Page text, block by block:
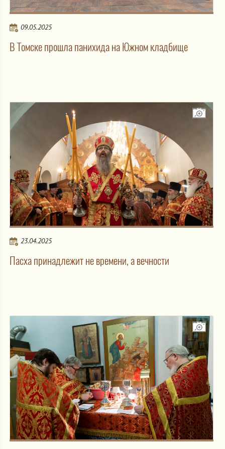
09.05.2025
В Томске прошла панихида на Южном кладбище
23.04.2025
Пасха принадлежит не времени, а вечности